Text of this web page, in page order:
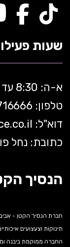
שעות
א-ה: 8:30 עד 16:30
טלפון: 050-5
דוא"ל:
כתובת: נחל פולג 1, יבנה,
הנסיך
תינוקות וצעצועים
החברה ממוקמת ביבנה